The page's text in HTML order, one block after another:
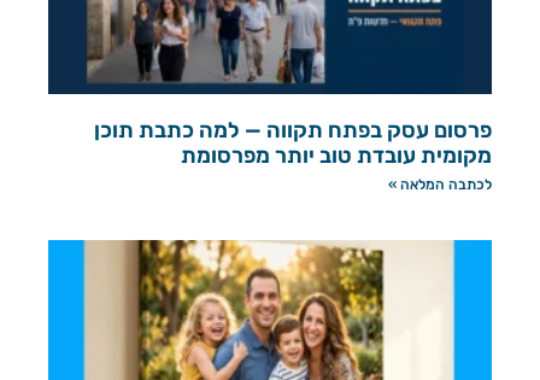
פרסום עסק בפתח תקווה — למה כתבת תוכן
מקומית עובדת טוב יותר מפרסומת
לכתבה המלאה »